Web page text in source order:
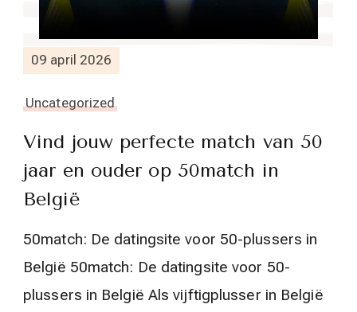
09 april 2026
Uncategorized
Vind jouw perfecte match van 50
jaar en ouder op 50match in
België
50match: De datingsite voor 50-plussers in
België 50match: De datingsite voor 50-
plussers in België Als vijftigplusser in België